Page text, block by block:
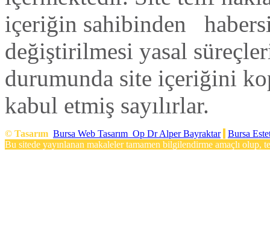
içeriğin sahibinden
değiştirilmesi yasal
durumunda site içeriğini
kabul etmiş sayılırlar.
© Tasarım Bursa Web Tasarım Op Dr Alper Bayraktar
Bursa
Bu sitede yayınlanan makaleler tamamen bilgilendirme amaçlı olup,